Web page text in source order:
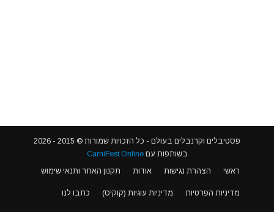
פסטיבלים וקרנבלים בעולם - כל הזכויות שמורות © 2015 - 2026
בשותפות עםCarniFest Online
ראשי
הצהרת נגישות אודות תקנון האתר ותנאי שימוש
מדיניות הפרטיות מדיניות עוגיות (קוקיס) כתבו לנו